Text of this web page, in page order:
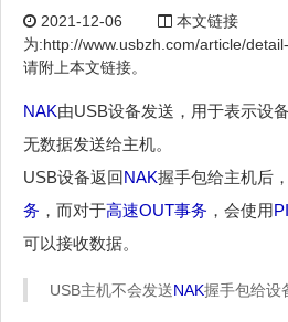
2021-12-06
本文链接
为:http://www.usbzh.com/article/
请附上本文链接。
NAK由USB设备发送，用于表示设
无数据发送给主机。
USB设备返回NAK握手包给主机后
务 ，而对于高速OUT事务 ，会使用
可以接收数据。
USB主机不会发送NAK握手包给设